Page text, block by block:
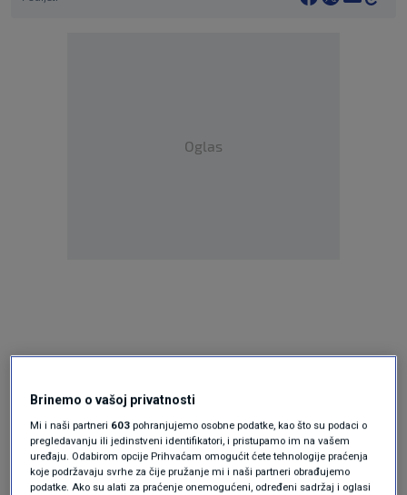
Oglas
Brinemo o vašoj privatnosti
Mi i naši partneri 603 pohranjujemo osobne podatke, kao što su podaci o
pregledavanju ili jedinstveni identifikatori, i pristupamo im na vašem
uređaju. Odabirom opcije Prihvaćam omogućit ćete tehnologije praćenja
koje podržavaju svrhe za čije pružanje mi i naši partneri obrađujemo
podatke. Ako su alati za praćenje onemogućeni, određeni sadržaj i oglasi